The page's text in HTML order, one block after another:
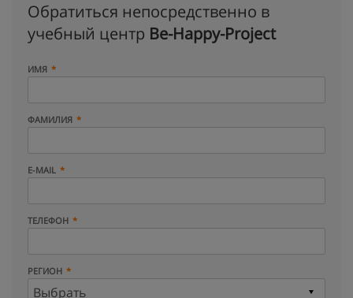
Обратиться непосредственно в
учебный центр Be-Happy-Project
ИМЯ
ФАМИЛИЯ
E-MAIL
ТЕЛЕФОН
РЕГИОН